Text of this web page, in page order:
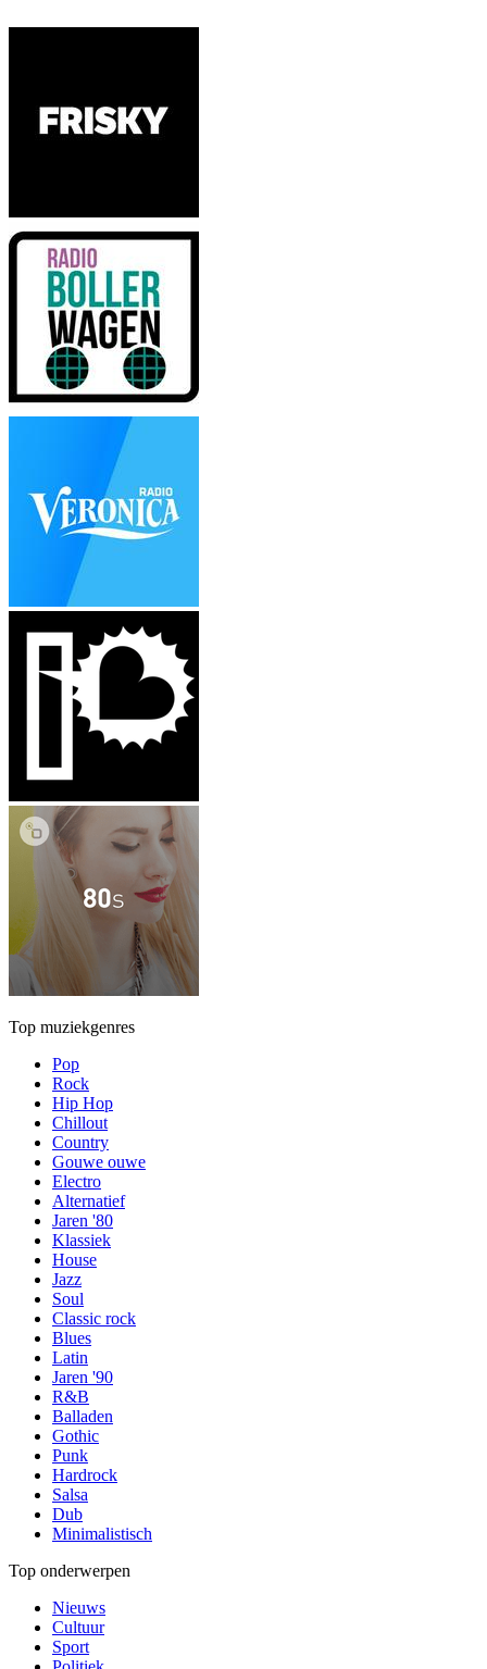
Top muziekgenres
Pop
Rock
Hip Hop
Chillout
Country
Gouwe ouwe
Electro
Alternatief
Jaren '80
Klassiek
House
Jazz
Soul
Classic rock
Blues
Latin
Jaren '90
R&B
Balladen
Gothic
Punk
Hardrock
Salsa
Dub
Minimalistisch
Top onderwerpen
Nieuws
Cultuur
Sport